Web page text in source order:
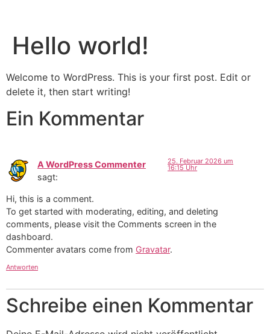
Hello world!
Welcome to WordPress. This is your first post. Edit or
delete it, then start writing!
Ein Kommentar
A WordPress Commenter
sagt:
25. Februar 2026 um
16:15 Uhr
Hi, this is a comment.
To get started with moderating, editing, and deleting
comments, please visit the Comments screen in the
dashboard.
Commenter avatars come from Gravatar.
Antworten
Schreibe einen Kommentar